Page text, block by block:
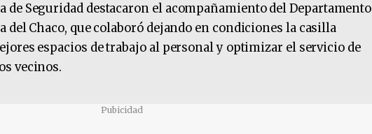
de Seguridad destacaron el acompañamiento del Departamento
del Chaco, que colaboró dejando en condiciones la casilla
espacios de trabajo al personal y optimizar el servicio de
vecinos.
Pubicidad